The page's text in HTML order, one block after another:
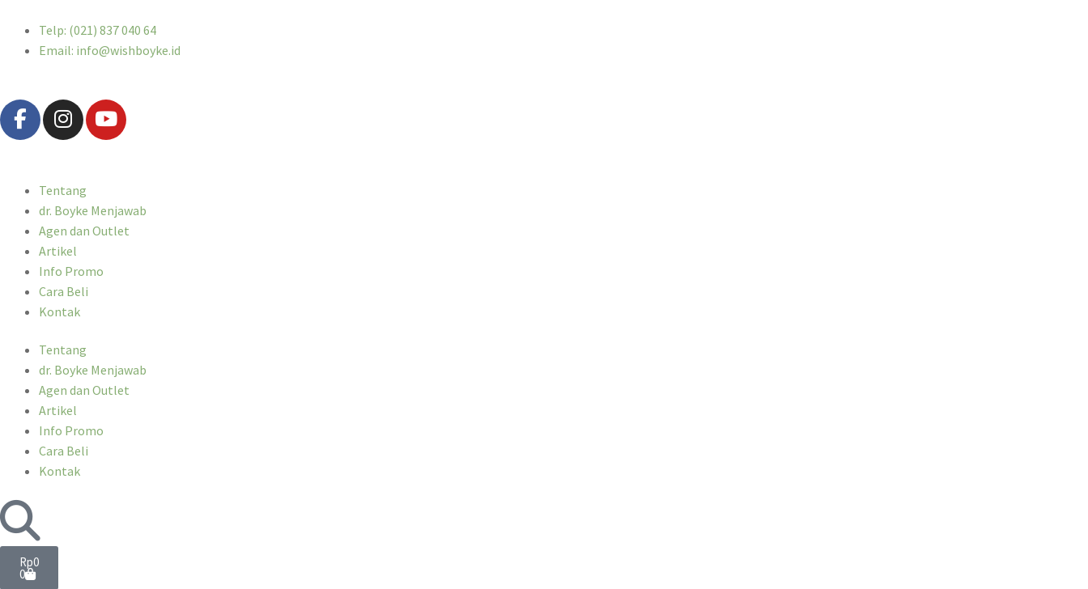
Telp: (021) 837 040 64
Email: info@wishboyke.id
Tentang
dr. Boyke Menjawab
Agen dan Outlet
Artikel
Info Promo
Cara Beli
Kontak
Tentang
dr. Boyke Menjawab
Agen dan Outlet
Artikel
Info Promo
Cara Beli
Kontak
Rp0
0